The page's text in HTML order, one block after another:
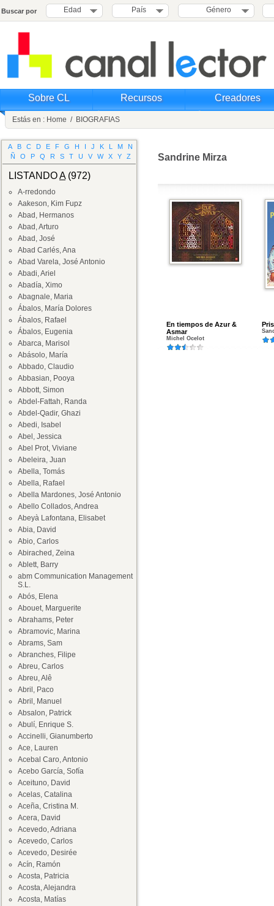
Buscar por Edad País Género
Sobre CL Recursos Creadores
Estás en : Home / BIOGRAFIAS
A B C D E F G H I J K L M
N
Ñ
O P Q R S T U V W X Y Z
LISTANDOA(972)
A-rredondo
Aakeson, Kim Fupz
Abad, Hermanos
Abad, Arturo
Abad, José
Abad Carlés, Ana
Abad Varela, José Antonio
Abadi, Ariel
Abadía, Ximo
Abagnale, Maria
Ábalos, María Dolores
Ábalos, Rafael
Ábalos, Eugenia
Abarca, Marisol
Abásolo, María
Abbado, Claudio
Abbasian, Pooya
Abbott, Simon
Abdel-Fattah, Randa
Abdel-Qadir, Ghazi
Abedi, Isabel
Abel, Jessica
Abel Prot, Viviane
Abeleira, Juan
Abella, Tomás
Abella, Rafael
Abella Mardones, José Antonio
Abello Collados, Andrea
Abeyà Lafontana, Elisabet
Abia, David
Abio, Carlos
Abirached, Zeina
Ablett, Barry
abm Communication Management
S.L.
Abós, Elena
Abouet, Marguerite
Abrahams, Peter
Abramovic, Marina
Abrams, Sam
Abranches, Filipe
Abreu, Carlos
Abreu, Alê
Abril, Paco
Abril, Manuel
Absalon, Patrick
Abulí, Enrique S.
Accinelli, Gianumberto
Ace, Lauren
Acebal Caro, Antonio
Acebo García, Sofía
Aceituno, David
Acelas, Catalina
Aceña, Cristina M.
Acera, David
Acevedo, Adriana
Acevedo, Carlos
Acevedo, Desirée
Acín, Ramón
Acosta, Patricia
Acosta, Alejandra
Acosta, Matías
Sandrine Mirza
En tiempos de Azur &
Asmar
Michel Ocelot